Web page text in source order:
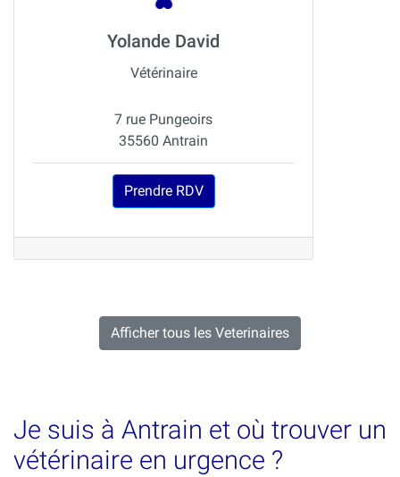
Yolande David
Vétérinaire
7 rue Pungeoirs
35560 Antrain
Prendre RDV
Afficher tous les Veterinaires
Je suis à Antrain et où trouver un
vétérinaire en urgence ?